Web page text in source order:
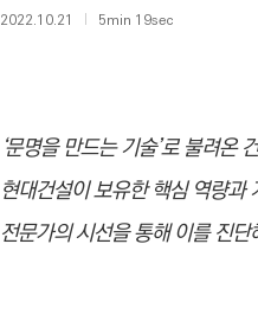
2022.10.21 5min 19sec
‘문명을 만드는 기술’로 불려온
현대건설이 보유한 핵심 역량과
전문가의시선을 통해 이를 진